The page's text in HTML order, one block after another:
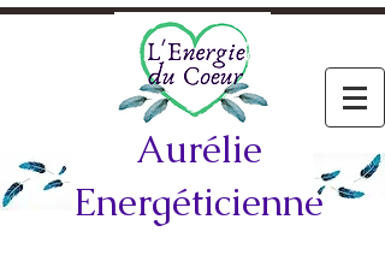
Aurélie
Energéticienne